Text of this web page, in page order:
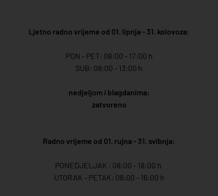
Ljetno radno vrijeme od 01. lipnja - 31. kolovoza:
PON - PET: 08:00 - 17:00 h
SUB: 08:00 - 13:00 h
nedjeljom i blagdanima:
zatvoreno
Radno vrijeme od 01. rujna - 31. svibnja:
PONEDJELJAK : 08:00 - 18:00 h
UTORAK - PETAK: 08:00 - 16:00 h